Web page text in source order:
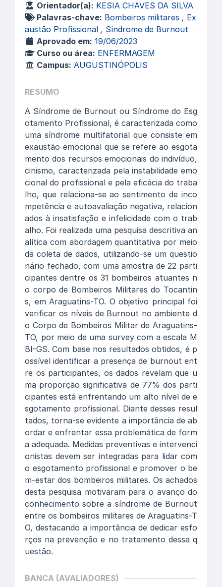
Orientador(a): KESIA CHAVES DA SILVA
Palavras-chave: Bombeiros militares , Ex
austão Profissional , Síndrome de Burnout
Aprovado em: 19/06/2023
Curso ou área: ENFERMAGEM
Campus: AUGUSTINÓPOLIS
RESUMO
A Síndrome de Burnout ou Síndrome do Esg
otamento Profissional, é caracterizada como
uma síndrome multifatorial que consiste em
exaustão emocional que se refere ao esgota
mento dos recursos emocionais do indivíduo,
cinismo, caracterizada pela instabilidade emo
cional do profissional e pela eficácia do traba
lho, que relaciona-se ao sentimento de inco
mpetência e autoavaliação negativa, relacion
ados à insatisfação e infelicidade com o trab
alho. Foi realizada uma pesquisa descritiva an
alítica com abordagem quantitativa por meio
da coleta de dados, utilizando-se um questio
nário fechado, com uma amostra de 22 parti
cipantes dentre os 31 bombeiros atuantes n
o corpo de Bombeiros Militares do Tocantin
s, em Araguatins-TO. O objetivo principal foi
verificar os níveis de Burnout no ambiente d
o Corpo de Bombeiros Militar de Araguatins-
TO, por meio de uma survey com a escala M
BI-GS. Com base nos resultados obtidos, é p
ossível identificar a presença de burnout ent
re os participantes, os dados revelam que u
ma proporção significativa de 77% dos parti
cipantes está enfrentando um alto nível de e
sgotamento profissional. Diante desses resul
tados, torna-se evidente a importância de ab
ordar e enfrentar essa problemática de form
a adequada. Medidas preventivas e intervenci
onistas devem ser integradas para lidar com
o esgotamento profissional e promover o be
m-estar dos bombeiros militares. Os achados
desta pesquisa motivaram para o avanço do
conhecimento sobre a síndrome de Burnout
entre os bombeiros militares de Araguatins-T
O, destacando a importância de dedicar esfo
rços na prevenção e no tratamento dessa q
uestão.
BANCA (AVALIADORES)